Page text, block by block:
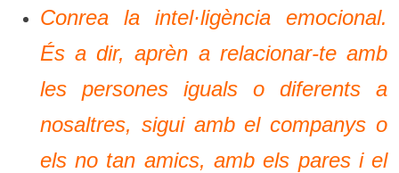
Conrea la intel·ligència emocional.
És a dir, aprèn a relacionar-te amb
les persones iguals o diferents a
nosaltres, sigui amb el companys o
els no tan amics, amb els pares i el